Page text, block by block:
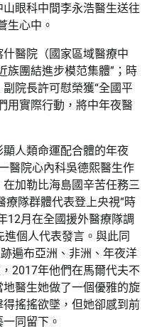
眼科中間李永浩醫生送往
生心中。
醫院（國家區域醫療中
族團結進步模范集體”；時
院長許可慰榮獲“全國平
用實際行動，將中年夜醫
人類命運配合體的年夜
醫院心內科吳德熙醫生作
加勒比海島國辛苦任務三
隊群體代表登上央視“時
12月在全國援外醫療隊調
個人代表發言。與此同
遍布亞洲、非洲、年夜洋
2017年他們在馬爾代夫不
醫生她做了一個優雅的旋
搖搖欲墜，但她卻感到前
同留下。